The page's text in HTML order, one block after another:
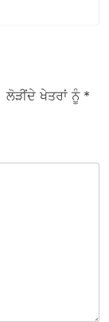
ਲੋੜੀਂਦੇ ਖੇਤਰਾਂ ਨੂੰ *